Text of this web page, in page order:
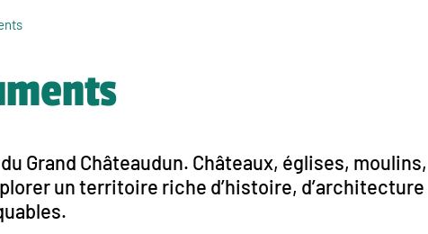
Grand Châteaudun. Châteaux, églises, moulins,
un territoire riche d’histoire, d’architecture